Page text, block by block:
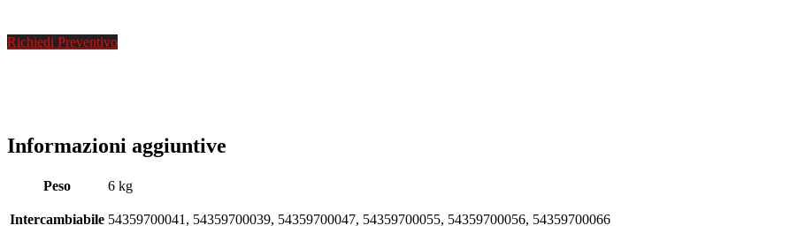
Richiedi Preventivo
Informazioni aggiuntive
Peso 6 kg
Intercambiabile 54359700041, 54359700039, 54359700047, 54359700055, 54359700056, 54359700066